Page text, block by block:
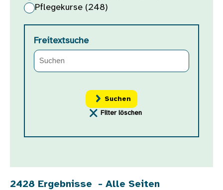
Pflegekurse (248)
Freitextsuche
Filter löschen
2428 Ergebnisse - Alle Seiten